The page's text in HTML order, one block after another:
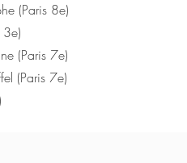
(Paris 8e)
3e)
(Paris 7e)
(Paris 7e)